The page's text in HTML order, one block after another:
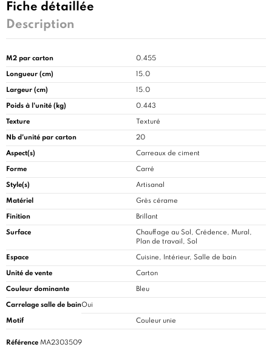
Fiche détaillée
Description
M2 par carton 0.455
Longueur (cm) 15.0
Largeur (cm) 15.0
Poids à l'unité (kg) 0.443
Texture Texturé
Nb d'unité par carton 20
Aspect(s) Carreaux de ciment
Forme Carré
Style(s) Artisanal
Matériel Grès cérame
Finition Brillant
Surface
Chauffage au Sol, Crédence, Mural,
Plan de travail, Sol
Espace Cuisine, Intérieur, Salle de bain
Unité de vente Carton
Couleur dominante Bleu
Carrelage salle de bainOui
Motif Couleur unie
Référence MA2303509